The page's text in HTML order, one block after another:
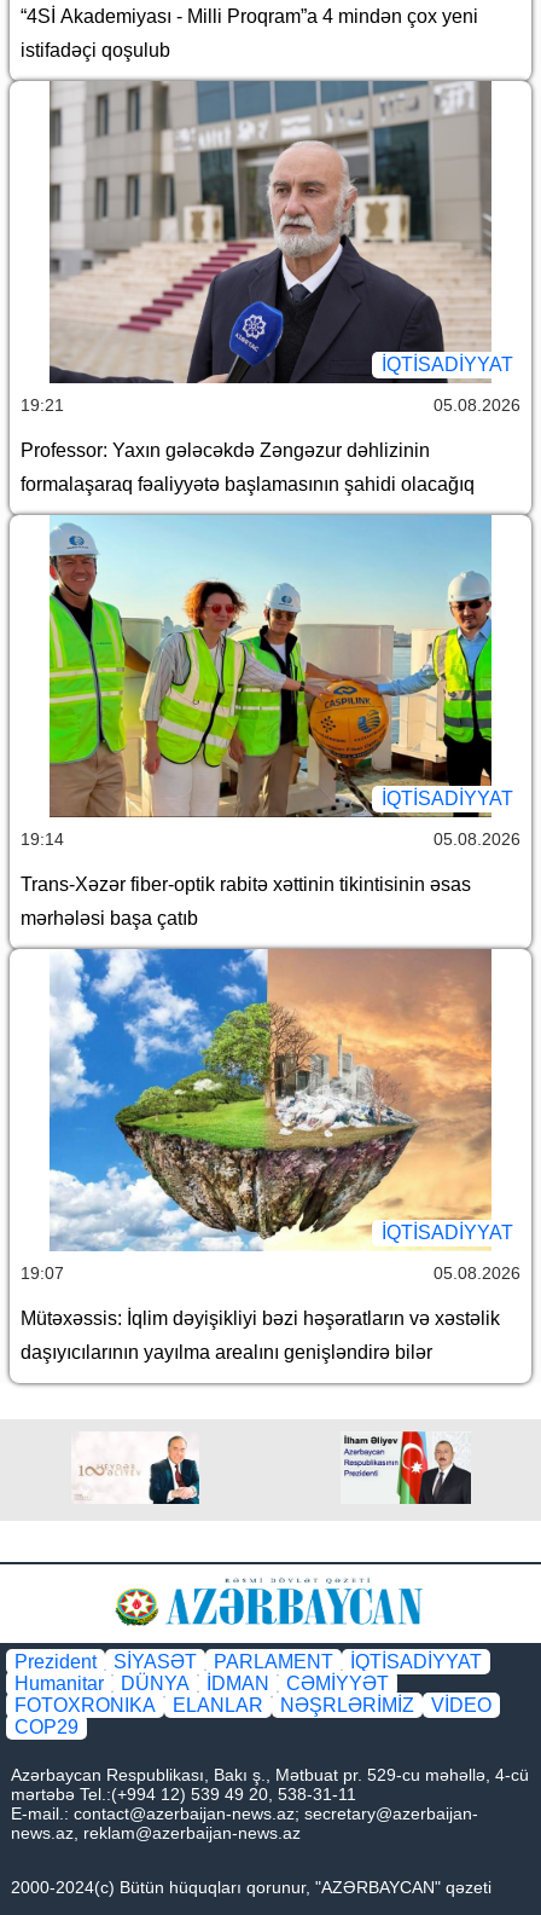
“4Sİ Akademiyası - Milli Proqram”a 4 mindən çox yeni
istifadəçi qoşulub
İQTİSADİYYAT
19:21 05.08.2026
Professor: Yaxın gələcəkdə Zəngəzur dəhlizinin
formalaşaraq fəaliyyətə başlamasının şahidi olacağıq
İQTİSADİYYAT
19:14 05.08.2026
Trans-Xəzər fiber-optik rabitə xəttinin tikintisinin əsas
mərhələsi başa çatıb
İQTİSADİYYAT
19:07 05.08.2026
Mütəxəssis: İqlim dəyişikliyi bəzi həşəratların və xəstəlik
daşıyıcılarının yayılma arealını genişləndirə bilər
Prezident SİYASƏT PARLAMENT
İQTİSADİYYAT
Humanitar
DÜNYA İDMAN
CƏMİYYƏT
FOTOXRONIKA
ELANLAR NƏŞRLƏRİMİZ
VİDEO
COP29
Azərbaycan Respublikası, Bakı ş., Mətbuat pr. 529-cu məhəllə, 4-cü
mərtəbə Tel.:(+994 12) 539 49 20, 538-31-11
E-mail.: contact@azerbaijan-news.az; secretary@azerbaijan-
news.az, reklam@azerbaijan-news.az
2000-2024(c) Bütün hüquqları qorunur, "AZƏRBAYCAN" qəzeti